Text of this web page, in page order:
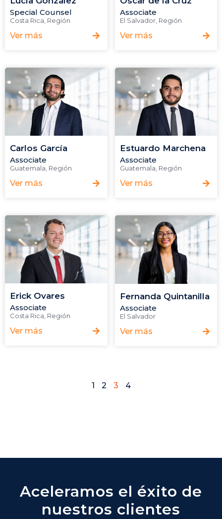
Special Counsel
Costa Rica, Región
Ver más
Associate
El Salvador, Región
Ver más
Carlos García
Associate
Guatemala Región
Ver más
Estuardo Marchena
Associate
Guatemala Región
Ver más
Erick Ovares
Associate
Costa Rica Región
Ver más
Fernanda Quintanilla
Associate
El Salvador
Ver más
1 2 3 4
Aceleramos el éxito de
nuestros clientes